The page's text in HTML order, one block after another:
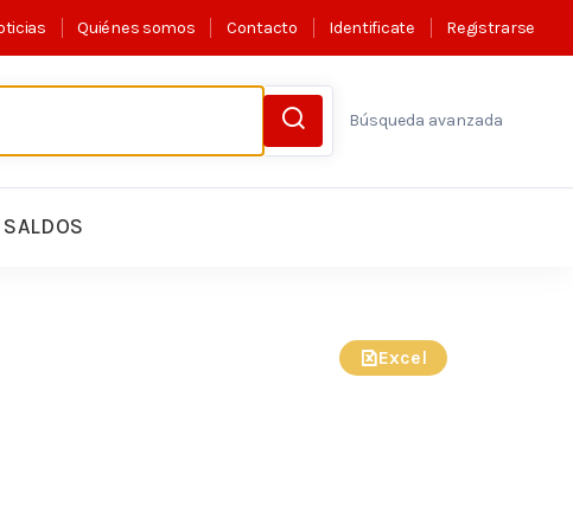
Quiénes somos Contacto Identificate Registrarse
Búsqueda avanzada
SALDOS
Excel